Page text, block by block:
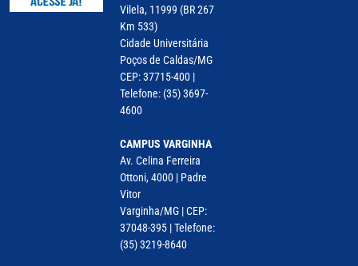
Vilela, 11999 (BR 267
Km 533)
Cidade Universitária
Poços de Caldas/MG
CEP: 37715-400 |
Telefone: (35) 3697-
4600
CAMPUS VARGINHA
Av. Celina Ferreira
Ottoni, 4000 | Padre
Vitor
Varginha/MG | CEP:
37048-395 | Telefone:
(35) 3219-8640